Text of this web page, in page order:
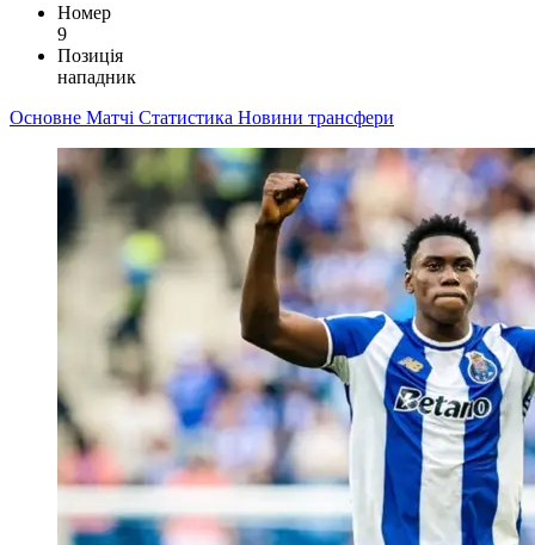
Номер
9
Позиція
нападник
Основне Матчі Статистика Новини трансфери